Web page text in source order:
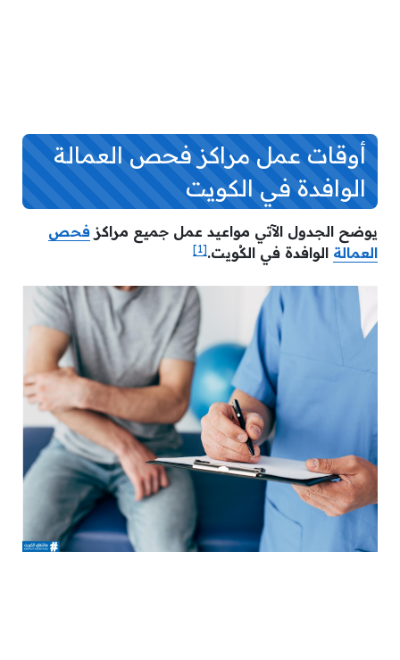
أوقات عمل مراكز فحص العمالة
الوافدة في الكويت
يوضح الجدول الآتي مواعيد عمل جميع مراكز فحص
العمالة الوافدة في الكُويت.[1]